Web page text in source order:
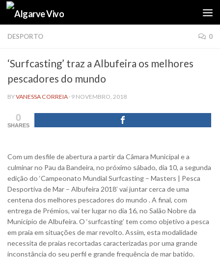
Skip to content
DESPORTO 0
‘Surfcasting’ traz a Albufeira os melhores
pescadores do mundo
BYVANESSA CORREIA · 9 NOVEMBRO, 2018
0
SHARES
Com um desfile de abertura a partir da Câmara Municipal e a
culminar no Pau da Bandeira, no próximo sábado, dia 10, a segunda
edição do ‘Campeonato Mundial Surfcasting – Masters | Pesca
Desportiva de Mar – Albufeira 2018’ vai juntar cerca de uma
centena dos melhores pescadores do mundo . A final, com
entrega de Prémios, vai ter lugar no dia 16, no Salão Nobre da
Município de Albufeira. O ‘surfcasting’ tem como objetivo a pesca
em praia em situações de mar revolto. Assim, esta modalidade
necessita de praias recortadas caracterizadas por uma grande
inconstância do seu perfil e grande frequência de mar batido.